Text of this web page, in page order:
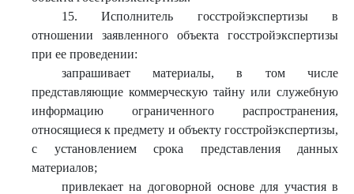
15. Исполнитель госстройэкспертизы в
отношении заявленного объекта госстройэкспертизы
при ее проведении:
запрашивает материалы, в том числе
представляющие коммерческую тайну или служебную
информацию ограниченного распространения,
относящиеся к предмету и объекту госстройэкспертизы,
с установлением срока представления данных
материалов;
привлекает на договорной основе для участия в